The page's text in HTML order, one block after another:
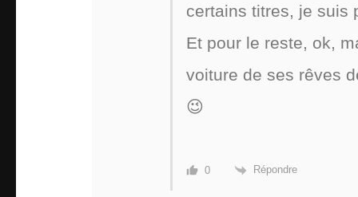
certains titres, je
Et pour le reste, ok,
voiture de ses rêves
😉
0 Répondre